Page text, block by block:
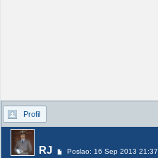
Profil
RJ Poslao: 16 Sep 2013 21:37